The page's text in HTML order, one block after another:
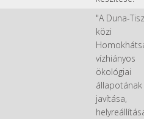
"A Duna-
közi
vízhiányos
ökológiai
állapotának
javítása,